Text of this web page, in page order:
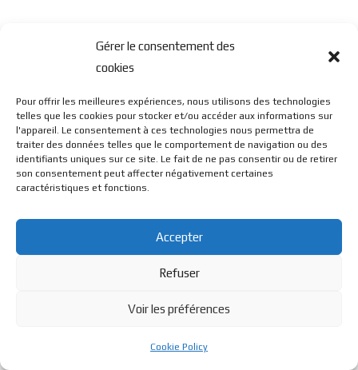
Gérer le consentement des
cookies
Pour offrir les meilleures expériences, nous utilisons des technologies
telles que les cookies pour stocker et/ou accéder aux informations sur
l'appareil. Le consentement à ces technologies nous permettra de
traiter des données telles que le comportement de navigation ou des
identifiants uniques sur ce site. Le fait de ne pas consentir ou de retirer
son consentement peut affecter négativement certaines
caractéristiques et fonctions.
Accepter
Refuser
Voir les préférences
Cookie Policy
© BL Optique - 22 Rue de la Cueille - 39170 Lavans Les St
Claude - 2023 - Tous droits réservés